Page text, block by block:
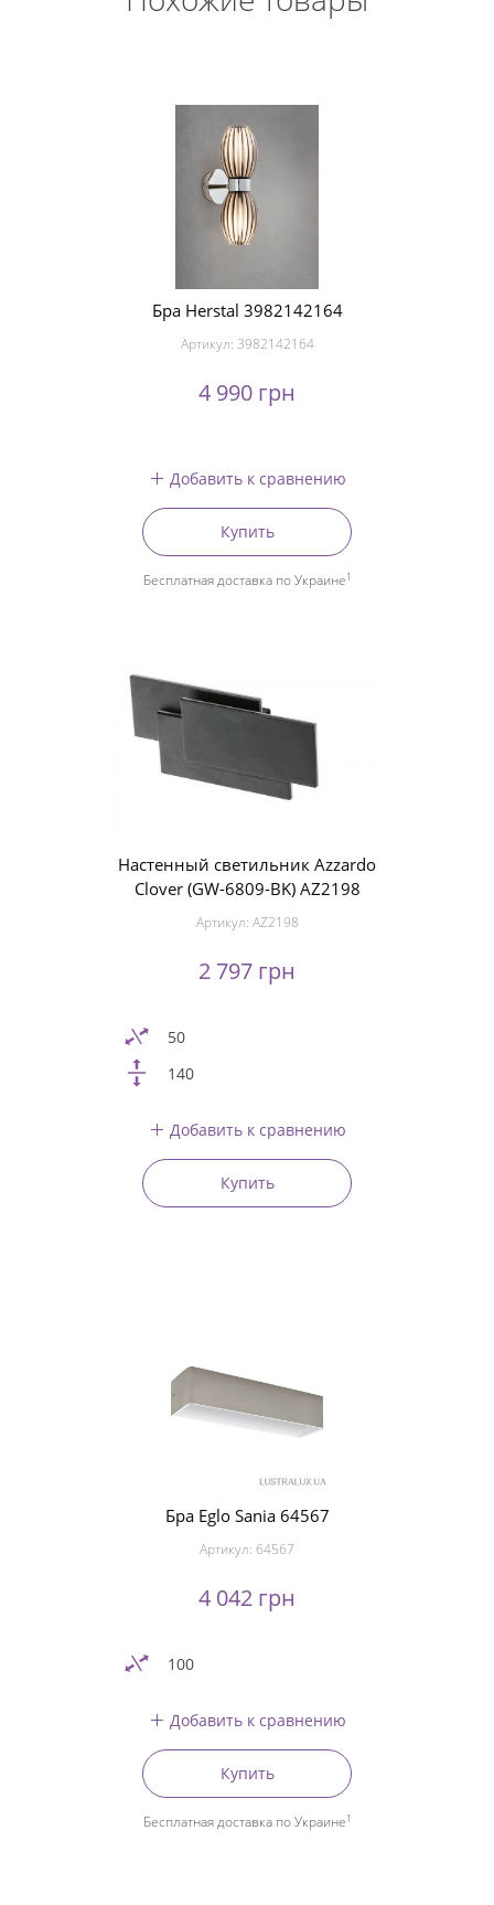
Бра Herstal 3982142164
Артикул: 3982142164
4 990 грн
Добавить к сравнению
Купить
Бесплатная доставка по Украине1
Настенный светильник Azzardo
Clover (GW-6809-BK) AZ2198
Артикул: AZ2198
2 797 грн
50
140
Добавить к сравнению
Купить
Бра Eglo Sania 64567
Артикул: 64567
4 042 грн
100
Добавить к сравнению
Купить
Бесплатная доставка по Украине1